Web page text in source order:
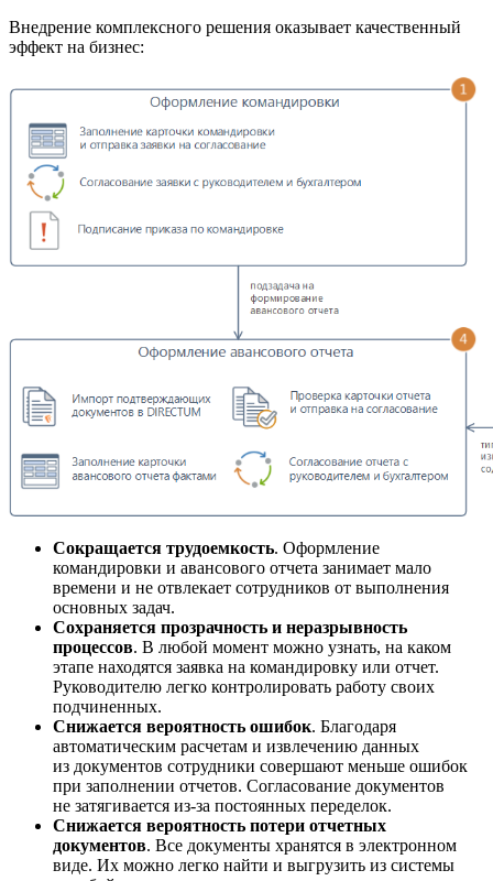
Внедрение комплексного решения оказывает качественный
эффект на бизнес:
Сокращается трудоемкость. Оформление
командировки и авансового отчета занимает мало
времени и не отвлекает сотрудников от выполнения
основных задач.
Сохраняется прозрачность и неразрывность
процессов. В любой момент можно узнать, на каком
этапе находятся заявка на командировку или отчет.
Руководителю легко контролировать работу своих
подчиненных.
Снижается вероятность ошибок. Благодаря
автоматическим расчетам и извлечению данных
из документов сотрудники совершают меньше ошибок
при заполнении отчетов. Согласование документов
не затягивается из-за постоянных переделок.
Снижается вероятность потери отчетных
документов. Все документы хранятся в электронном
виде. Их можно легко найти и выгрузить из системы